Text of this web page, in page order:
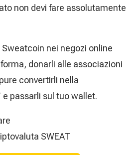
non devi fare assolutamente
nei negozi online
donarli alle associazioni
convertirli nella
e passarli sul tuo wallet.
SWEAT